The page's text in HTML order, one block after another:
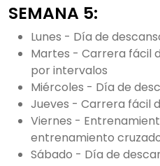
SEMANA 5:
Lunes - Día de
Martes - Carrera fácil
por intervalos
Miércoles - Día de
Jueves - Carrera fácil
Viernes -
entrenamiento
Sábado - Día de